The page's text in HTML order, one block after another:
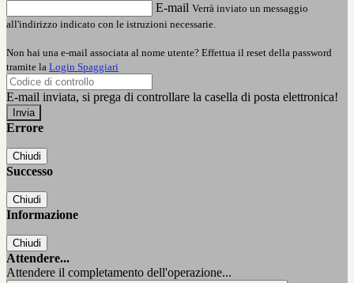
E-mail Verrà inviato un messaggio
all'indirizzo indicato con le istruzioni necessarie.
Non hai una e-mail associata al nome utente? Effettua il reset della password
tramite la Login Spaggiari
E-mail inviata, si prega di controllare la casella di posta elettronica!
Errore
Chiudi
Successo
Chiudi
Informazione
Chiudi
Attendere...
Attendere il completamento dell'operazione...